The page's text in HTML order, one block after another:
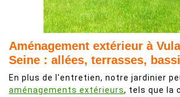
Aménagement extérieur à
Seine : allées, terrasses,
En plus de l'entretien, notre jardinier
aménagements extérieurs, tels que la